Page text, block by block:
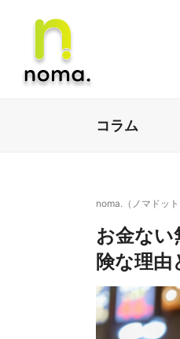
コラム
noma.（ノマドッ
お金ない
険な理